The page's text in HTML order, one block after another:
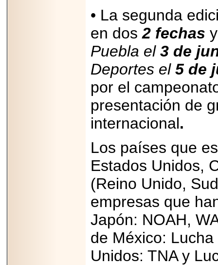
• La segunda
en dos2 fechas
Puebla el 3 de
Deportes el 5 de
por el
presentación de
internacional.
Los países que
Estados Unidos,
(Reino Unido,
empresas que
Japón: NOAH,
de México:
Unidos: TNA y